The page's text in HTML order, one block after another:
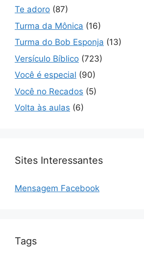
Te adoro (87)
Turma da Mônica (16)
Turma do Bob Esponja (13)
Versículo Bíblico (723)
Você é especial (90)
Você no Recados (5)
Volta às aulas (6)
Sites Interessantes
Mensagem Facebook
Tags